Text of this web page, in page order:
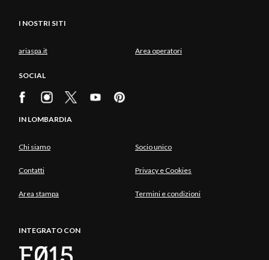
I NOSTRI SITI
ariaspa.it Area operatori
SOCIAL
IN LOMBARDIA
Chi siamo Socio unico
Contatti Privacy e Cookies
Area stampa Termini e condizioni
INTEGRATO CON